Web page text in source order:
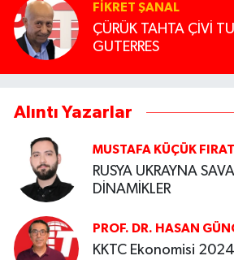
FIKRET ŞANAL
ÇÜRÜK TAHTA ÇİVİ
GUTERRES
Alıntı Yazarlar
MUSTAFA KÜÇÜK FIRAT
RUSYA UKRAYNA
DİNAMİKLER
PROF. DR. HASAN
KKTC Ekonomisi